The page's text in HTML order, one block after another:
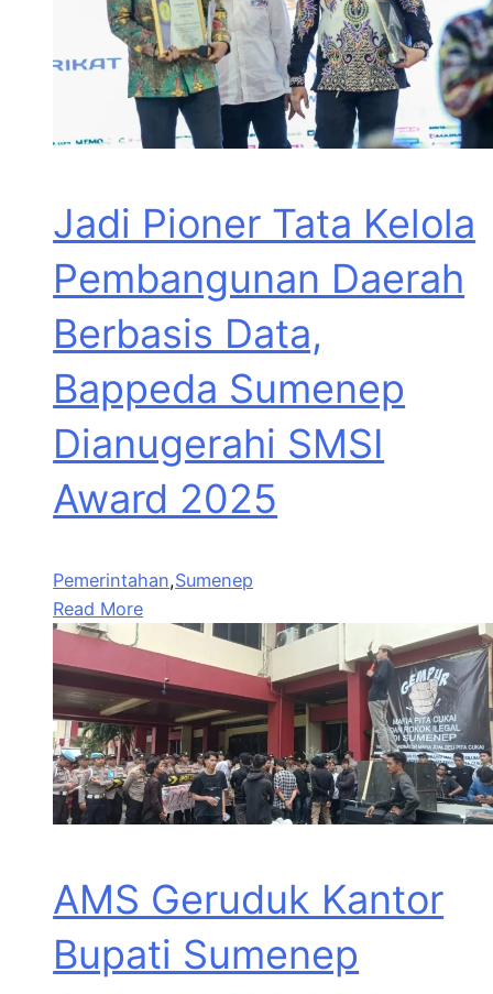
Jadi Pioner Tata Kelola
Pembangunan Daerah
Berbasis Data,
Bappeda Sumenep
Dianugerahi SMSI
Award 2025
Pemerintahan,Sumenep
Read More
AMS Geruduk Kantor
Bupati Sumenep